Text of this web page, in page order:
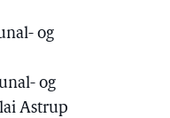
og
og
Astrup